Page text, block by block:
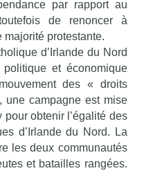
par rapport au
de renoncer à
majorité protestante.
d’Irlande du Nord
et économique
des « droits
une campagne est mise
obtenir l’égalité des
d’Irlande du Nord. La
les deux communautés
et batailles rangées.